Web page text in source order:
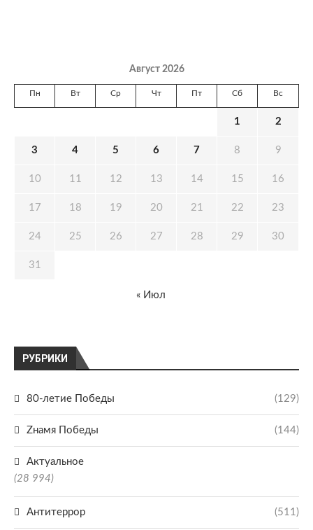
РУБРИКИ
80-летие Победы (129)
Zнамя Победы (144)
Актуальное
(28 994)
Антитеррор (511)
Август 2026
Пн Вт Ср Чт Пт Сб Вс
1 2
3 4 5 6 7 8 9
10 11 12 13 14 15 16
17 18 19 20 21 22 23
24 25 26 27 28 29 30
31
« Июл